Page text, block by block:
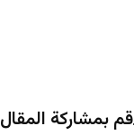
قم بمشاركة المقال